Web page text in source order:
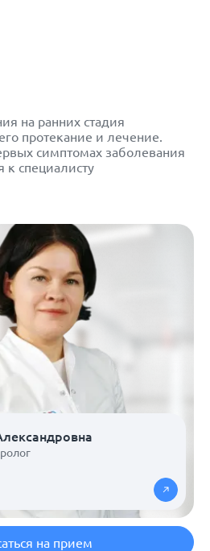
на ранних стадия
протекание и лечение.
симптомах заболевания
к специалисту
на прием